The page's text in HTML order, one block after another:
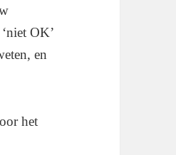
OK’
en
het